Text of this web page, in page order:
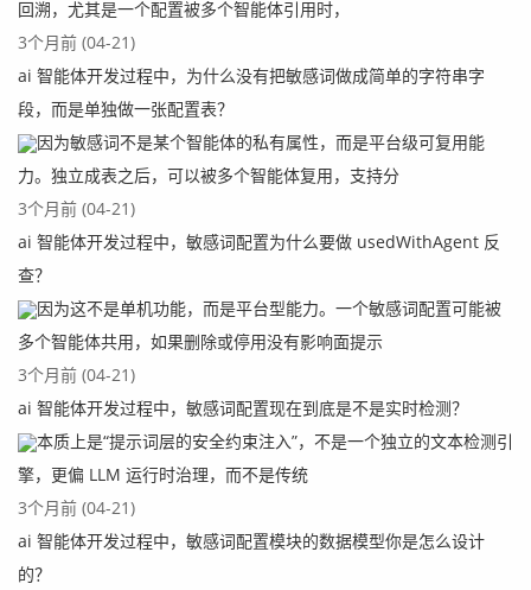
回溯，尤其是一个配置被多个智能体引用时，
3个月前 (04-21)
ai 智能体开发过程中，为什么没有把敏感词做成简单的字符串字
段，而是单独做一张配置表？
因为敏感词不是某个智能体的私有属性，而是平台级可复用能
力。独立成表之后，可以被多个智能体复用，支持分
3个月前 (04-21)
ai 智能体开发过程中，敏感词配置为什么要做 usedWithAgent 反
查？
因为这不是单机功能，而是平台型能力。一个敏感词配置可能被
多个智能体共用，如果删除或停用没有影响面提示
3个月前 (04-21)
ai 智能体开发过程中，敏感词配置现在到底是不是实时检测？
本质上是“提示词层的安全约束注入”，不是一个独立的文本检测引
擎，更偏 LLM 运行时治理，而不是传统
3个月前 (04-21)
ai 智能体开发过程中，敏感词配置模块的数据模型你是怎么设计
的？